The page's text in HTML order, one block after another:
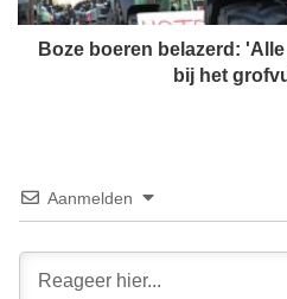
e
d
e
e
r
Boze boeren belazerd:
bij het
Aanmelden